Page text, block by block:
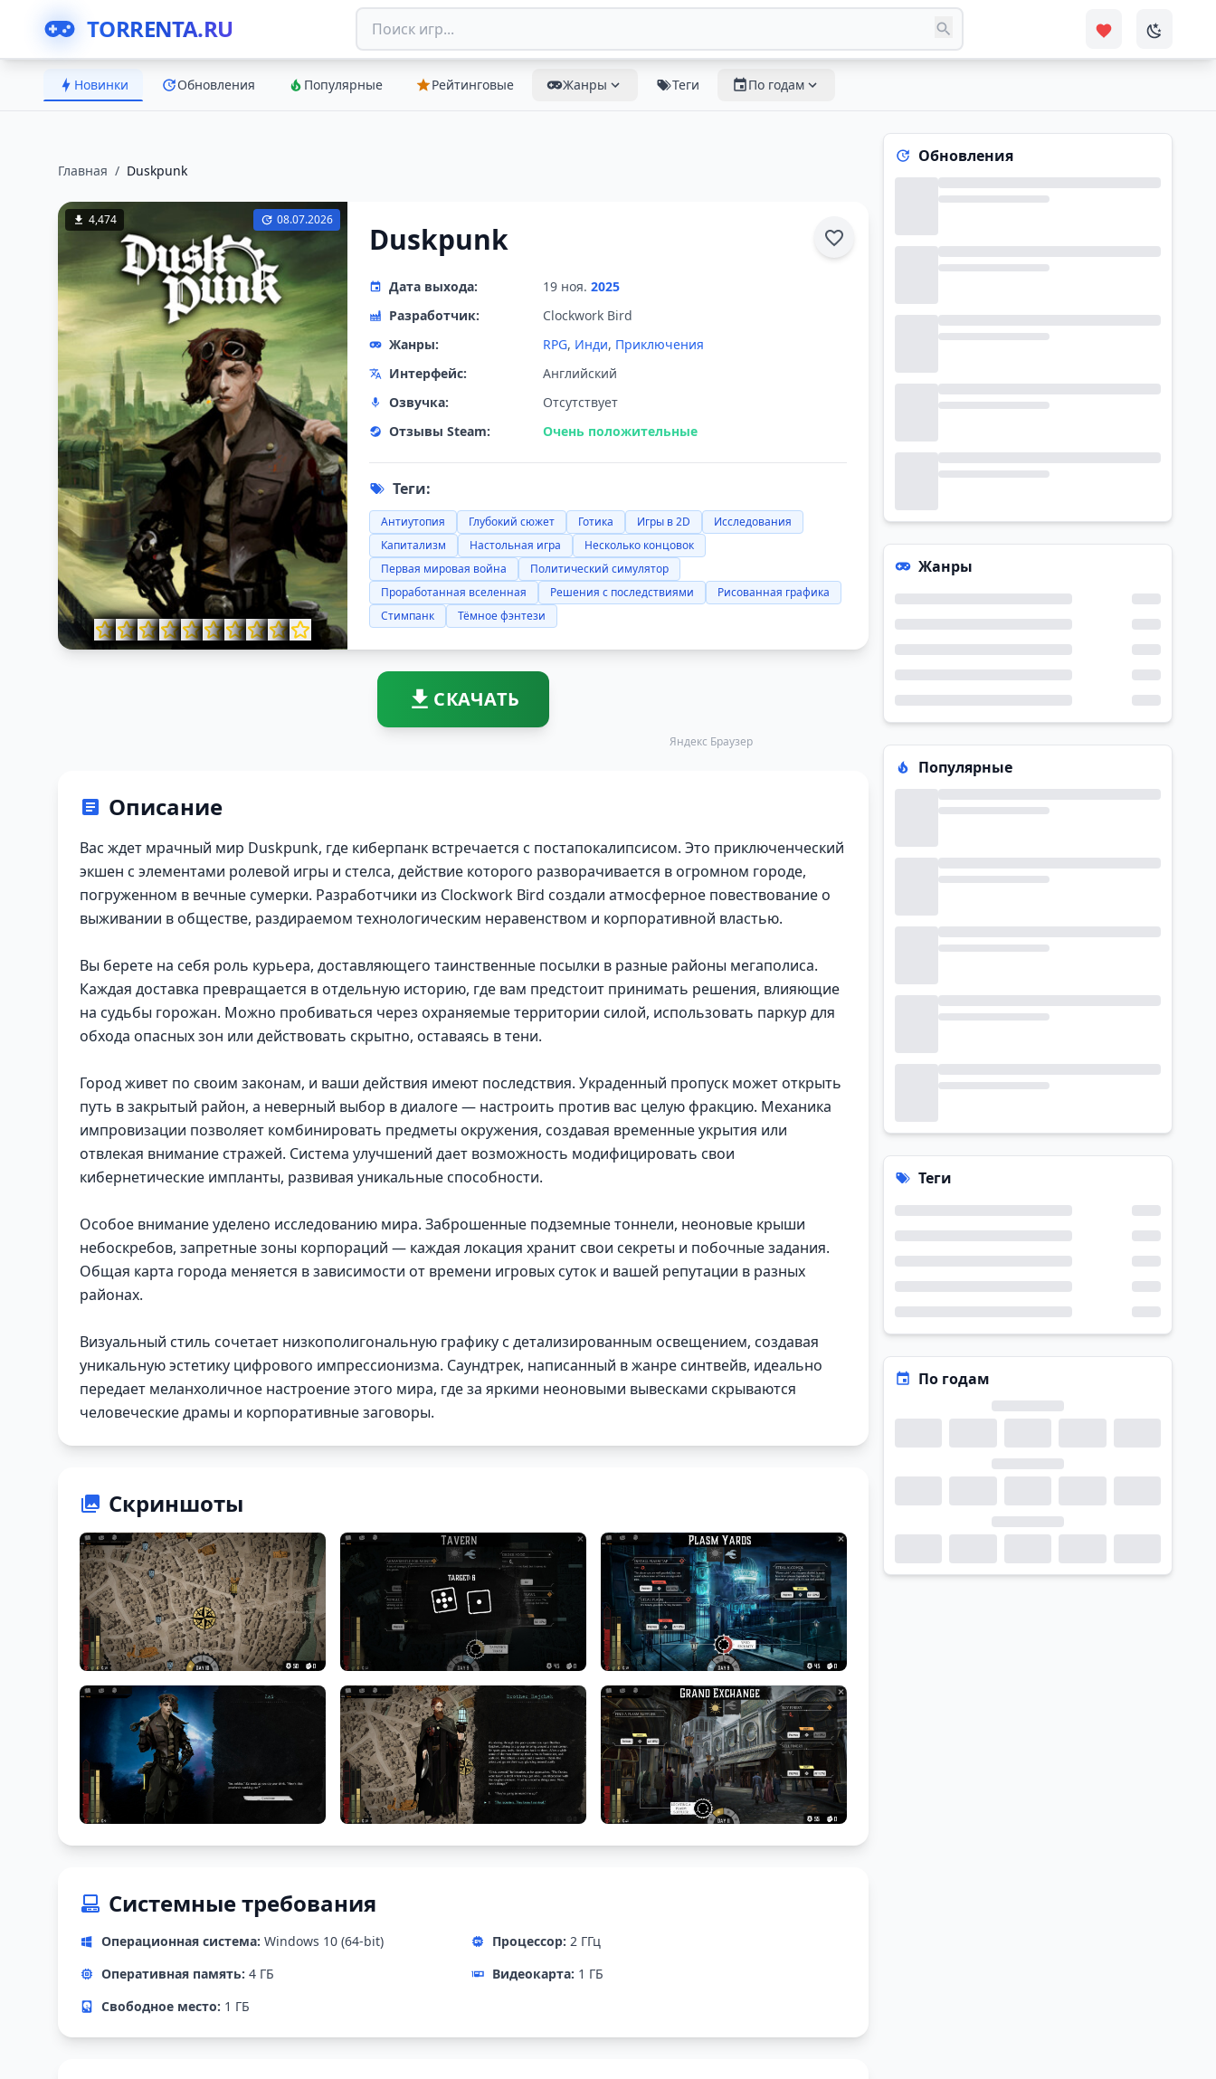
TORRENTA.RU
Новинки Обновления Популярные Рейтинговые Жанры Теги По годам
Главная / Duskpunk
4,474 08.07.2026
Duskpunk
Дата выхода: 19 ноя. 2025
Разработчик:
Clockwork Bird
Жанры:
RPG, Инди, Приключения
Интерфейс:
Английский
Озвучка:
Отсутствует
Отзывы Steam:
Очень положительные
Теги:
Антиутопия Глубокий сюжет Готика Игры в 2D
Исследования
Капитализм
Настольная игра
Несколько концовок
Первая мировая война
Политический симулятор
Проработанная вселенная
Решения с последствиями
Рисованная графика
Стимпанк
Тёмное фэнтези
СКАЧАТЬ
Яндекс Браузер
Описание
Вас ждет мрачный мир Duskpunk, где киберпанк встречается с постапокалипсисом. Это приключенческий
экшен с элементами ролевой игры и стелса, действие которого разворачивается в огромном городе,
погруженном в вечные сумерки. Разработчики из Clockwork Bird создали атмосферное повествование о
выживании в обществе, раздираемом технологическим неравенством и корпоративной властью.
Вы берете на себя роль курьера, доставляющего таинственные посылки в разные районы мегаполиса.
Каждая доставка превращается в отдельную историю, где вам предстоит принимать решения, влияющие
на судьбы горожан. Можно пробиваться через охраняемые территории силой, использовать паркур для
обхода опасных зон или действовать скрытно, оставаясь в тени.
Город живет по своим законам, и ваши действия имеют последствия. Украденный пропуск может открыть
путь в закрытый район, а неверный выбор в диалоге — настроить против вас целую фракцию. Механика
импровизации позволяет комбинировать предметы окружения, создавая временные укрытия или
отвлекая внимание стражей. Система улучшений дает возможность модифицировать свои
кибернетические импланты, развивая уникальные способности.
Особое внимание уделено исследованию мира. Заброшенные подземные тоннели, неоновые крыши
небоскребов, запретные зоны корпораций — каждая локация хранит свои секреты и побочные задания.
Общая карта города меняется в зависимости от времени игровых суток и вашей репутации в разных
районах.
Визуальный стиль сочетает низкополигональную графику с детализированным освещением, создавая
уникальную эстетику цифрового импрессионизма. Саундтрек, написанный в жанре синтвейв, идеально
передает меланхоличное настроение этого мира, где за яркими неоновыми вывесками скрываются
человеческие драмы и корпоративные заговоры.
Скриншоты
Системные требования
Операционная система: Windows 10 (64-bit) Процессор: 2 ГГц
Оперативная память: 4 ГБ Видеокарта: 1 ГБ
Свободное место: 1 ГБ
Обновления
Жанры
Популярные
Теги
По годам